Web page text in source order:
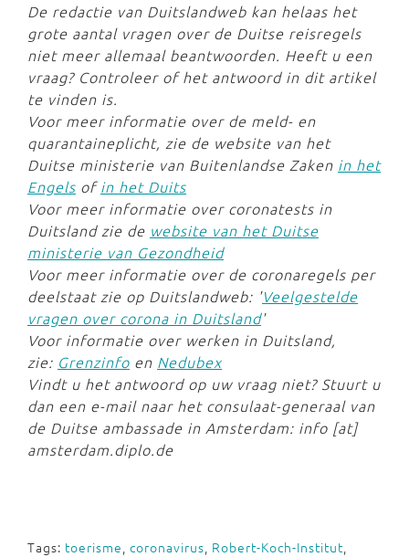
De redactie van Duitslandweb kan helaas het
grote aantal vragen over de Duitse reisregels
niet meer allemaal beantwoorden. Heeft u een
vraag? Controleer of het antwoord in dit artikel
te vinden is.
Voor meer informatie over de meld- en
quarantaineplicht, zie de website van het
Duitse ministerie van Buitenlandse Zaken in het
Engels ofin het Duits
Voor meer informatie over coronatests in
Duitsland zie de website van het Duitse
ministerie van Gezondheid
Voor meer informatie over de coronaregels per
deelstaat zie op Duitslandweb: 'Veelgestelde
vragen over corona in Duitsland'
Voor informatie over werken in Duitsland,
zie: Grenzinfo en Nedubex
Vindt u het antwoord op uw vraag niet? Stuurt u
dan een e-mail naar het consulaat-generaal van
de Duitse ambassade in Amsterdam: info [at]
amsterdam.diplo.de
Tags: toerisme, coronavirus, Robert-Koch-Institut,